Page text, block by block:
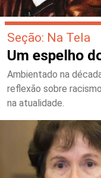
Seção: Na Tela
Um espelho
Ambientado na
reflexão sobre
na atualidade.